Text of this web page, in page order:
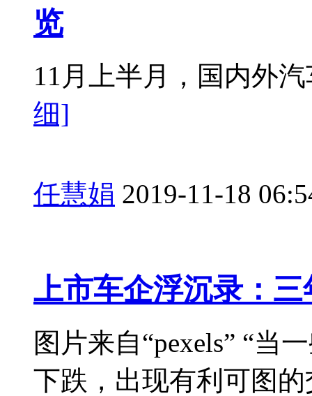
览
11月上半月，国内外
细]
任慧娟 2019-11-18
上市车企浮沉录：
图片来自“pexels” “当
下跌，出现有利可图